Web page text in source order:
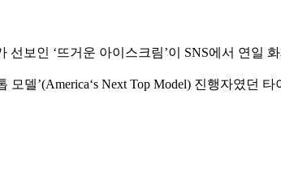
선보인 ‘뜨거운 아이스크림’이 SNS에서 연일
델’(America‘s Next Top Model) 진행자였던